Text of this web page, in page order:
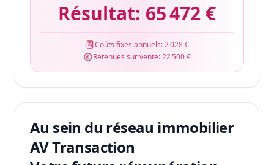
Résultat: 65 472 €
Coûts fixes annuels:2 028 €
Retenues sur vente:22 500 €
Au sein du réseau immobilier
AV Transaction